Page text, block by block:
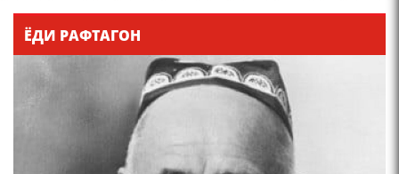
Что знают в Ташкенте о
Мирзо Турсунзаде, чьим
метро?
ЁДИ РАФТАГОН